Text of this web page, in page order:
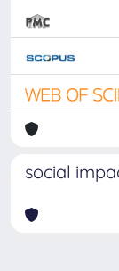
social